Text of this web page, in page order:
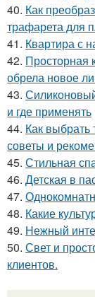
40. Как
трафарета для
41. Квартира с
42. Просторная
обрела новое
43.
и где применять
44. Как выбрать
советы и
45. Стильная
46. Детская в
47.
48. Какие
49. Нежный
50. Свет и
клиентов.